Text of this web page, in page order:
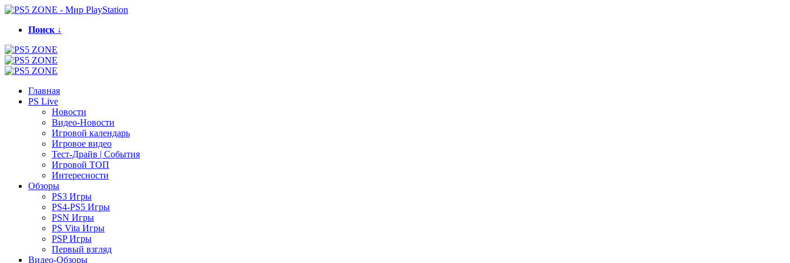
Поиск ↓
Главная
PS Live
Новости
Видео-Новости
Игровой календарь
Игровое видео
Тест-Драйв | События
Игровой ТОП
Интересности
Обзоры
PS3 Игры
PS4-PS5 Игры
PSN Игры
PS Vita Игры
PSP Игры
Первый взгляд
Видео-Обзоры